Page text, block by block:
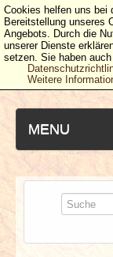
MENU
NEUESTE
NEWS &
Cookies helfen uns bei
Bereitstellung unseres
Angebots. Durch die
unserer Dienste
setzen. Sie haben
Weitere